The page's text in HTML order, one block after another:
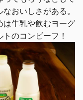
おいしさがある。
は牛乳や飲むヨーグ
のコンビーフ！